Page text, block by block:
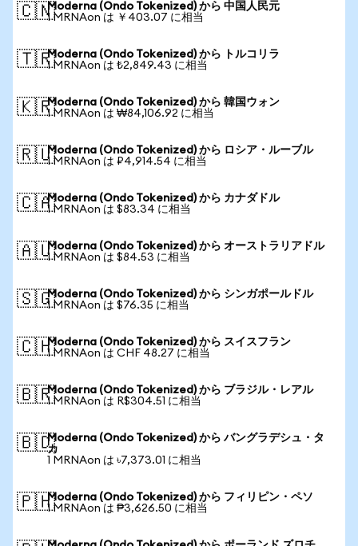
🇨🇳Moderna (Ondo Tokenized) から 中国人民元
1 MRNAon は ￥403.07 に相当
🇹🇷Moderna (Ondo Tokenized) から トルコリラ
1 MRNAon は ₺2,849.43 に相当
🇰🇷Moderna (Ondo Tokenized) から 韓国ウォン
1 MRNAon は ₩84,106.92 に相当
🇷🇺Moderna (Ondo Tokenized) から ロシア・ルーブル
1 MRNAon は ₽4,914.54 に相当
🇨🇦Moderna (Ondo Tokenized) から カナダドル
1 MRNAon は $83.34 に相当
🇦🇺Moderna (Ondo Tokenized) から オーストラリアドル
1 MRNAon は $84.53 に相当
🇸🇬Moderna (Ondo Tokenized) から シンガポールドル
1 MRNAon は $76.35 に相当
🇨🇭Moderna (Ondo Tokenized) から スイスフラン
1 MRNAon は CHF 48.27 に相当
🇧🇷Moderna (Ondo Tokenized) から ブラジル・レアル
1 MRNAon は R$304.51 に相当
🇧🇩Moderna (Ondo Tokenized) から バングラデシュ・タ
カ
1 MRNAon は ৳7,373.01 に相当
🇵🇭Moderna (Ondo Tokenized) から フィリピン・ペソ
1 MRNAon は ₱3,626.50 に相当